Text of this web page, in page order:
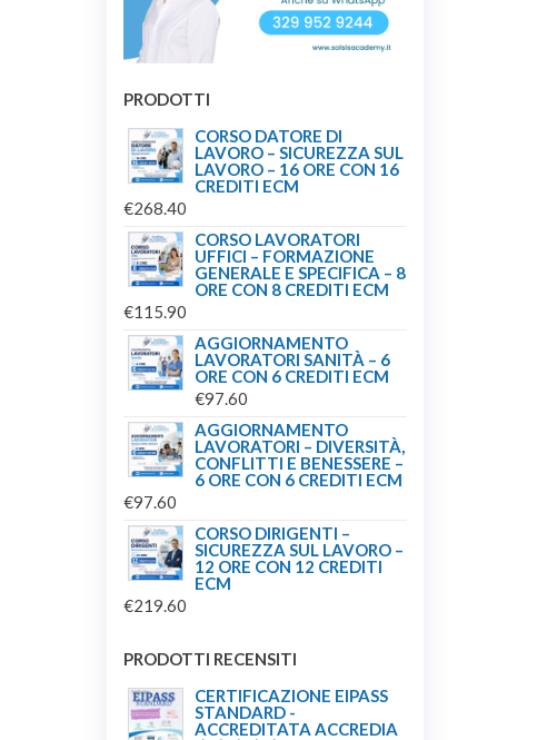
PRODOTTI
CORSO DATORE DI
LAVORO – SICUREZZA SUL
LAVORO – 16 ORE CON 16
CREDITI ECM
€268.40
CORSO LAVORATORI
UFFICI – FORMAZIONE
GENERALE E SPECIFICA – 8
ORE CON 8 CREDITI ECM
€115.90
AGGIORNAMENTO
LAVORATORI SANITÀ – 6
ORE CON 6 CREDITI ECM
€97.60
AGGIORNAMENTO
LAVORATORI – DIVERSITÀ,
CONFLITTI E BENESSERE –
6 ORE CON 6 CREDITI ECM
€97.60
CORSO DIRIGENTI –
SICUREZZA SUL LAVORO –
12 ORE CON 12 CREDITI
ECM
€219.60
PRODOTTI RECENSITI
CERTIFICAZIONE EIPASS
STANDARD -
ACCREDITATA ACCREDIA